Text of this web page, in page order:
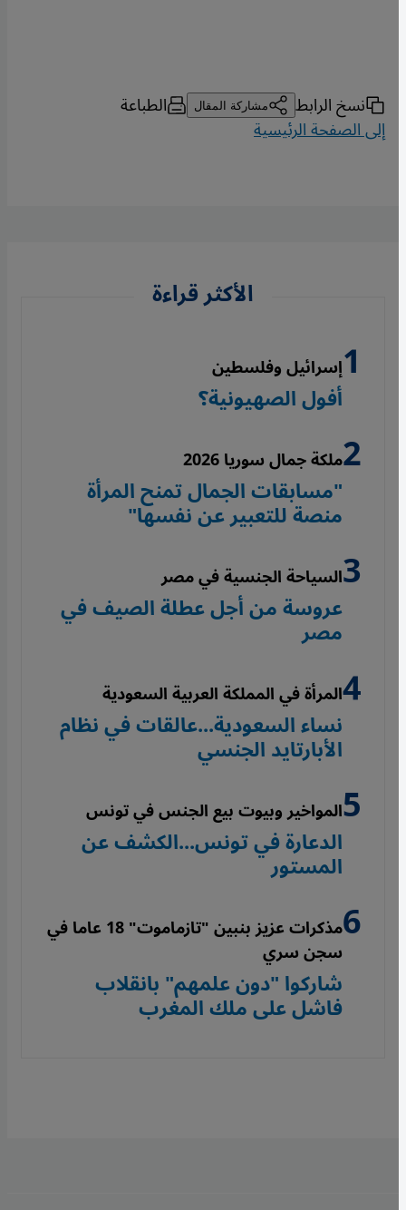
نسخ الرابط مشاركة المقال الطباعة
إلى الصفحة الرئيسية
الأكثر قراءة
إسرائيل وفلسطين
أفول الصهيونية؟
ملكة جمال سوريا 2026
"مسابقات الجمال تمنح المرأة
منصة للتعبير عن نفسها"
السياحة الجنسية في مصر
عروسة من أجل عطلة الصيف في
مصر
المرأة في المملكة العربية السعودية
نساء السعودية...عالقات في نظام
الأبارتايد الجنسي
المواخير وبيوت بيع الجنس في تونس
الدعارة في تونس...الكشف عن
المستور
مذكرات عزيز بنبين "تازماموت" 18 عاما في
سجن سري
شاركوا "دون علمهم" بانقلاب
فاشل على ملك المغرب